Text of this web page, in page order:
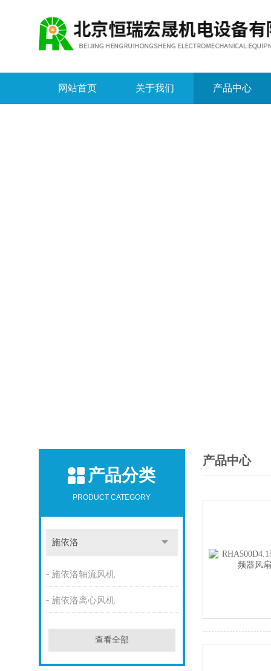
网站首页 关于我们 产品中心
产品分类
PRODUCT CATEGORY
施依洛
施依洛轴流风机
施依洛离心风机
查看全部
产品中心